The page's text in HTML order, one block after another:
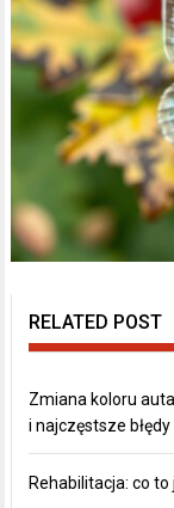
RELATED POST
Zmiana koloru
i najczęstsze błędy
Rehabilitacja: co